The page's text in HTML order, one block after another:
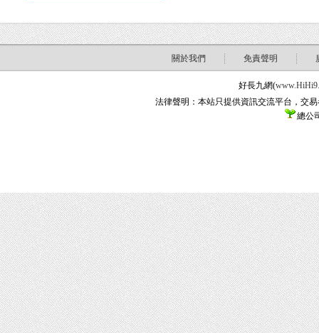
關於我們 免責聲明
好長九網(
法律聲明：本站只提供資訊交流平台，交
總公